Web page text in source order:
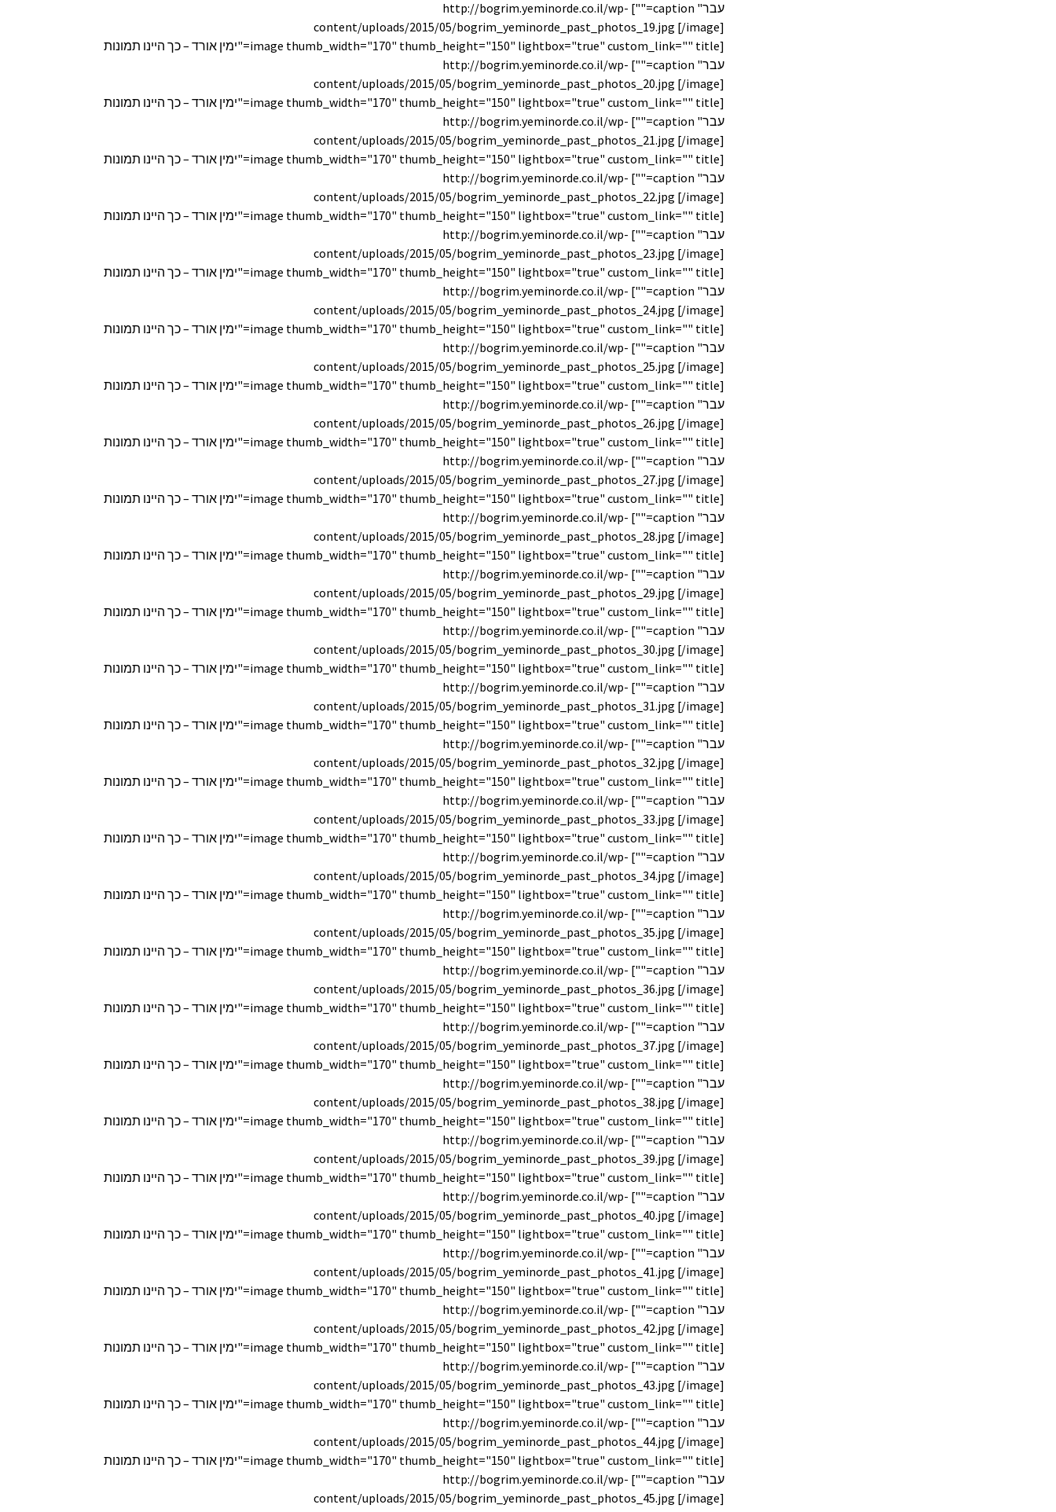
עבר" caption=""] http://bogrim.yeminorde.co.il/wp-
content/uploads/2015/05/bogrim_yeminorde_past_photos_19.jpg [/image]
[image thumb_width="170" thumb_height="150" lightbox="true" custom_link="" title="ימין אורד – כך היינו תמונות
עבר" caption=""] http://bogrim.yeminorde.co.il/wp-
content/uploads/2015/05/bogrim_yeminorde_past_photos_20.jpg [/image]
[image thumb_width="170" thumb_height="150" lightbox="true" custom_link="" title="ימין אורד – כך היינו תמונות
עבר" caption=""] http://bogrim.yeminorde.co.il/wp-
content/uploads/2015/05/bogrim_yeminorde_past_photos_21.jpg [/image]
[image thumb_width="170" thumb_height="150" lightbox="true" custom_link="" title="ימין אורד – כך היינו תמונות
עבר" caption=""] http://bogrim.yeminorde.co.il/wp-
content/uploads/2015/05/bogrim_yeminorde_past_photos_22.jpg [/image]
[image thumb_width="170" thumb_height="150" lightbox="true" custom_link="" title="ימין אורד – כך היינו תמונות
עבר" caption=""] http://bogrim.yeminorde.co.il/wp-
content/uploads/2015/05/bogrim_yeminorde_past_photos_23.jpg [/image]
[image thumb_width="170" thumb_height="150" lightbox="true" custom_link="" title="ימין אורד – כך היינו תמונות
עבר" caption=""] http://bogrim.yeminorde.co.il/wp-
content/uploads/2015/05/bogrim_yeminorde_past_photos_24.jpg [/image]
[image thumb_width="170" thumb_height="150" lightbox="true" custom_link="" title="ימין אורד – כך היינו תמונות
עבר" caption=""] http://bogrim.yeminorde.co.il/wp-
content/uploads/2015/05/bogrim_yeminorde_past_photos_25.jpg [/image]
[image thumb_width="170" thumb_height="150" lightbox="true" custom_link="" title="ימין אורד – כך היינו תמונות
עבר" caption=""] http://bogrim.yeminorde.co.il/wp-
content/uploads/2015/05/bogrim_yeminorde_past_photos_26.jpg [/image]
[image thumb_width="170" thumb_height="150" lightbox="true" custom_link="" title="ימין אורד – כך היינו תמונות
עבר" caption=""] http://bogrim.yeminorde.co.il/wp-
content/uploads/2015/05/bogrim_yeminorde_past_photos_27.jpg [/image]
[image thumb_width="170" thumb_height="150" lightbox="true" custom_link="" title="ימין אורד – כך היינו תמונות
עבר" caption=""] http://bogrim.yeminorde.co.il/wp-
content/uploads/2015/05/bogrim_yeminorde_past_photos_28.jpg [/image]
[image thumb_width="170" thumb_height="150" lightbox="true" custom_link="" title="ימין אורד – כך היינו תמונות
עבר" caption=""] http://bogrim.yeminorde.co.il/wp-
content/uploads/2015/05/bogrim_yeminorde_past_photos_29.jpg [/image]
[image thumb_width="170" thumb_height="150" lightbox="true" custom_link="" title="ימין אורד – כך היינו תמונות
עבר" caption=""] http://bogrim.yeminorde.co.il/wp-
content/uploads/2015/05/bogrim_yeminorde_past_photos_30.jpg [/image]
[image thumb_width="170" thumb_height="150" lightbox="true" custom_link="" title="ימין אורד – כך היינו תמונות
עבר" caption=""] http://bogrim.yeminorde.co.il/wp-
content/uploads/2015/05/bogrim_yeminorde_past_photos_31.jpg [/image]
[image thumb_width="170" thumb_height="150" lightbox="true" custom_link="" title="ימין אורד – כך היינו תמונות
עבר" caption=""] http://bogrim.yeminorde.co.il/wp-
content/uploads/2015/05/bogrim_yeminorde_past_photos_32.jpg [/image]
[image thumb_width="170" thumb_height="150" lightbox="true" custom_link="" title="ימין אורד – כך היינו תמונות
עבר" caption=""] http://bogrim.yeminorde.co.il/wp-
content/uploads/2015/05/bogrim_yeminorde_past_photos_33.jpg [/image]
[image thumb_width="170" thumb_height="150" lightbox="true" custom_link="" title="ימין אורד – כך היינו תמונות
עבר" caption=""] http://bogrim.yeminorde.co.il/wp-
content/uploads/2015/05/bogrim_yeminorde_past_photos_34.jpg [/image]
[image thumb_width="170" thumb_height="150" lightbox="true" custom_link="" title="ימין אורד – כך היינו תמונות
עבר" caption=""] http://bogrim.yeminorde.co.il/wp-
content/uploads/2015/05/bogrim_yeminorde_past_photos_35.jpg [/image]
[image thumb_width="170" thumb_height="150" lightbox="true" custom_link="" title="ימין אורד – כך היינו תמונות
עבר" caption=""] http://bogrim.yeminorde.co.il/wp-
content/uploads/2015/05/bogrim_yeminorde_past_photos_36.jpg [/image]
[image thumb_width="170" thumb_height="150" lightbox="true" custom_link="" title="ימין אורד – כך היינו תמונות
עבר" caption=""] http://bogrim.yeminorde.co.il/wp-
content/uploads/2015/05/bogrim_yeminorde_past_photos_37.jpg [/image]
[image thumb_width="170" thumb_height="150" lightbox="true" custom_link="" title="ימין אורד – כך היינו תמונות
עבר" caption=""] http://bogrim.yeminorde.co.il/wp-
content/uploads/2015/05/bogrim_yeminorde_past_photos_38.jpg [/image]
[image thumb_width="170" thumb_height="150" lightbox="true" custom_link="" title="ימין אורד – כך היינו תמונות
עבר" caption=""] http://bogrim.yeminorde.co.il/wp-
content/uploads/2015/05/bogrim_yeminorde_past_photos_39.jpg [/image]
[image thumb_width="170" thumb_height="150" lightbox="true" custom_link="" title="ימין אורד – כך היינו תמונות
עבר" caption=""] http://bogrim.yeminorde.co.il/wp-
content/uploads/2015/05/bogrim_yeminorde_past_photos_40.jpg [/image]
[image thumb_width="170" thumb_height="150" lightbox="true" custom_link="" title="ימין אורד – כך היינו תמונות
עבר" caption=""] http://bogrim.yeminorde.co.il/wp-
content/uploads/2015/05/bogrim_yeminorde_past_photos_41.jpg [/image]
[image thumb_width="170" thumb_height="150" lightbox="true" custom_link="" title="ימין אורד – כך היינו תמונות
עבר" caption=""] http://bogrim.yeminorde.co.il/wp-
content/uploads/2015/05/bogrim_yeminorde_past_photos_42.jpg [/image]
[image thumb_width="170" thumb_height="150" lightbox="true" custom_link="" title="ימין אורד – כך היינו תמונות
עבר" caption=""] http://bogrim.yeminorde.co.il/wp-
content/uploads/2015/05/bogrim_yeminorde_past_photos_43.jpg [/image]
[image thumb_width="170" thumb_height="150" lightbox="true" custom_link="" title="ימין אורד – כך היינו תמונות
עבר" caption=""] http://bogrim.yeminorde.co.il/wp-
content/uploads/2015/05/bogrim_yeminorde_past_photos_44.jpg [/image]
[image thumb_width="170" thumb_height="150" lightbox="true" custom_link="" title="ימין אורד – כך היינו תמונות
עבר" caption=""] http://bogrim.yeminorde.co.il/wp-
content/uploads/2015/05/bogrim_yeminorde_past_photos_45.jpg [/image]